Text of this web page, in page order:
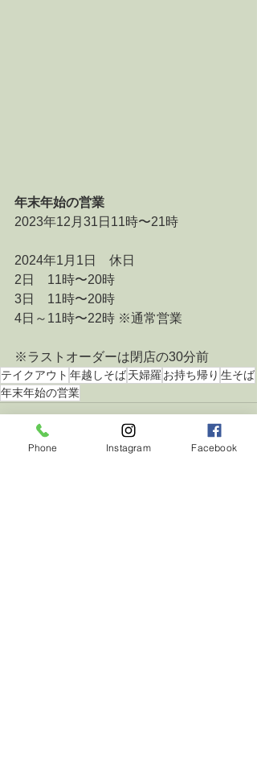
年末年始の営業
2023年12月31日11時〜21時
2024年1月1日　休日
2日　11時〜20時
3日　11時〜20時
4日～11時〜22時 ※通常営業
※ラストオーダーは閉店の30分前
テイクアウト 年越しそば天婦羅 お持ち帰り 生そば
年末年始の営業
Phone Instagram Facebook